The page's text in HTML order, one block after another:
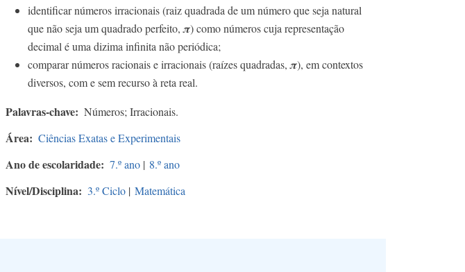
identificar números irracionais (raiz quadrada de um número que seja natural
que não seja um quadrado perfeito, 𝝅) como números cuja representação
decimal é uma dizima infinita não periódica;
comparar números racionais e irracionais (raízes quadradas, 𝝅), em contextos
diversos, com e sem recurso à reta real.
Palavras-chave Números; Irracionais.
Área Ciências Exatas e Experimentais
Ano de escolaridade 7.º ano | 8.º ano
Nível/Disciplina 3.º Ciclo | Matemática